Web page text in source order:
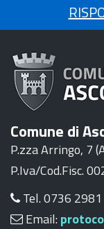
Comune di
P.zza Arringo, 7
P.Iva/Cod.Fisc.
Tel. 0736 2981
Email: